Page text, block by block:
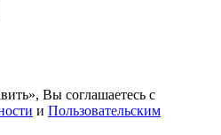
Вы соглашаетесь с
и Пользовательским